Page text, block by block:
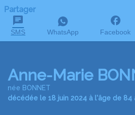
Partager
SMS WhatsApp Facebook
Anne-Marie
née BONNET
décédée le 18 juin 2024 à l'âge de 84